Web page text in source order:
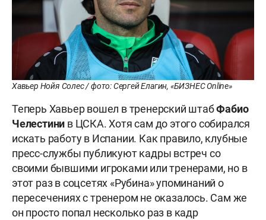
Хавьер Нойя Солес / фото: Сергей Елагин, «БИЗНЕС Online»
Теперь Хавьер вошел в тренерский штабФабио
Челестини в ЦСКА. Хотя сам до этого собирался
искать работу в Испании. Как правило, клубные
пресс-службы публикуют кадры встреч со
своими бывшими игроками или тренерами, но в
этот раз в соцсетях «Рубина» упоминаний о
пересечениях с тренером не оказалось. Сам же
он просто попал несколько раз в кадр